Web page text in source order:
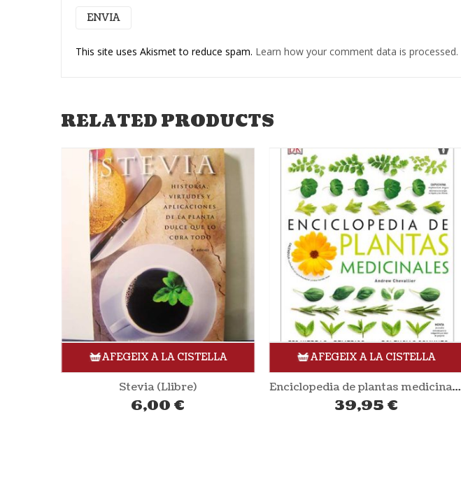
This site uses Akismet to reduce spam. Learn how your comment data is processed.
RELATED PRODUCTS
AFEGEIX A LA CISTELLA
Stevia (Llibre)
6,00 €
AFEGEIX A LA CISTELLA
Enciclopedia de plantas medicinales (Llibre)
39,95 €